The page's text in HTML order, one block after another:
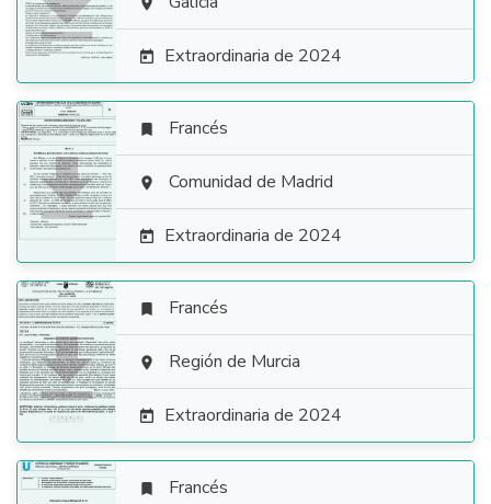
 Extraordinaria de 2024

 Francés
 Comunidad de Madrid
 Extraordinaria de 2024

 Francés
 Región de Murcia
 Extraordinaria de 2024
 Francés